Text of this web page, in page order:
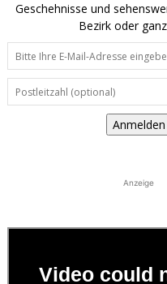
Geschehnisse und
Bezirk oder
Anmelden
Anzeige